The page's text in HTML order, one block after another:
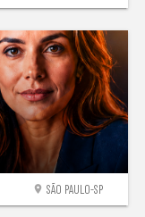
location_on SÃO PAULO-SP